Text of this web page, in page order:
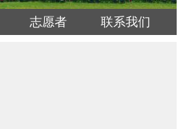
志愿者 联系我们